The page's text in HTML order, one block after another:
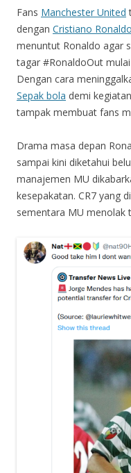
Fans Manchester United
dengan Cristiano Ronaldo
menuntut Ronaldo agar
tagar #RonaldoOut
Dengan cara
Sepak bola demi
tampak membuat fans
Drama masa depan
sampai kini diketahui
manajemen MU
kesepakatan. CR7 yang
sementara MU menolak